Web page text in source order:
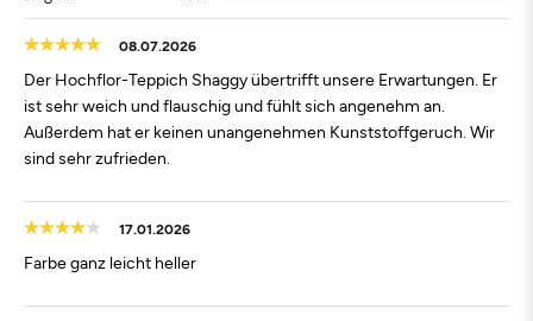
08.07.2026
Der Hochflor-Teppich Shaggy übertrifft unsere Erwartungen. Er
ist sehr weich und flauschig und fühlt sich angenehm an.
Außerdem hat er keinen unangenehmen Kunststoffgeruch. Wir
sind sehr zufrieden.
17.01.2026
Farbe ganz leicht heller